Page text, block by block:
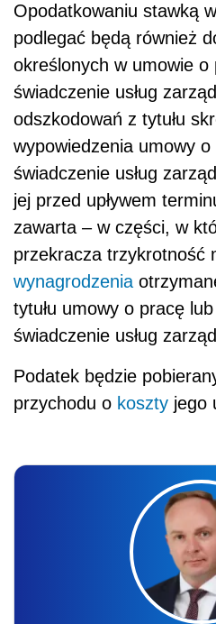
Opodatkowaniu stawką
podlegać będą również
określonych w umowie
świadczenie usług
odszkodowań z tytułu
wypowiedzenia umowy
świadczenie usług
jej przed upływem
zawarta – w części, w
przekracza trzykrotność
wynagrodzenia
tytułu umowy o pracę
świadczenie usług
Podatek będzie
przychodu o koszty jego